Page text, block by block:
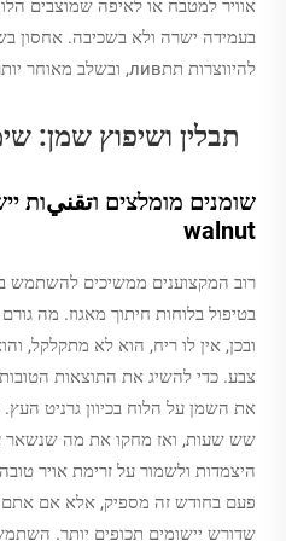
אוויר למטבח או לאיפה שמוצבים
בעמידה ישרה ולא בשכיבה. אחסון
להיווצרות תתлив, ובשלב מאוחר יותר גם עופרת.
תבלין ושיפוץ שמן:
שומנים מומלצים וتقنيות
walnut
רוב המקצוענים ממשיכים להשתמש
בטיפול בלוחות חיתוך מאגוז. מה
ובכן, אין לו ריח, הוא לא מתקלקל,
צבע. כדי להשיג את התוצאות הטובות
את השמן על הלוח בכיוון גרניט
שש שעות, ואז מחקו את מה שנשאר
היצמדות ולשמור על זרימת אויר
פעם בחודש זה מספיק, אלא אם אתם
שדורש יישומים תכופים יותר.